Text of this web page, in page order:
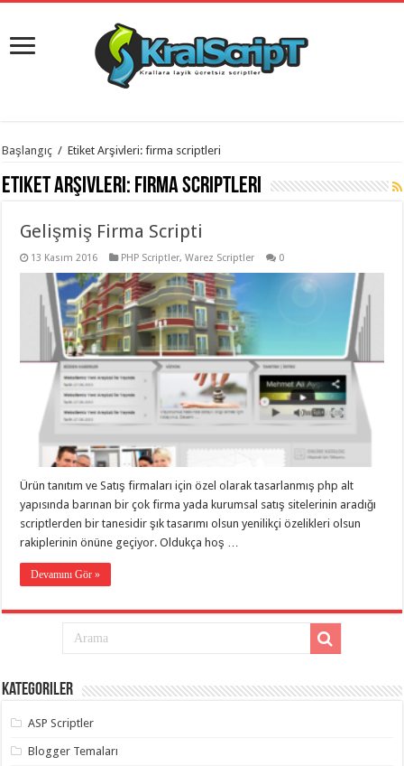
istanbul
evden
eve
organizasyon,
evden
taşımacılık,
taşımacılık
taşımacılık
taşımacılık
gaziantep
gaziantep
evden
taşımacılık,
gaziantep
taşımacılık,
evden
taşımacılık,
gaziantep
taşıma,
evden
Başlangıç / Etiket Arşivleri: firma scriptleri
Etiket Arşivleri: firma scriptleri
Gelişmiş Firma Scripti
13 Kasım 2016 PHP Scriptler,Warez Scriptler 0
Ürün tanıtım ve Satış firmaları için özel olarak tasarlanmış php alt
yapısında barınan bir çok firma yada kurumsal satış sitelerinin aradığı
scriptlerden bir tanesidir şık tasarımı olsun yenilikçi özelikleri olsun
rakiplerinin önüne geçiyor. Oldukça hoş …
Devamını Gör »
Kategoriler
ASP Scriptler
Blogger Temaları